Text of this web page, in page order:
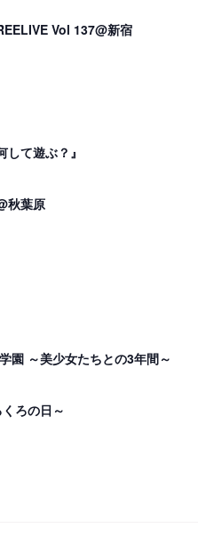
Vol 137@新宿
して遊ぶ？』
秋葉原
園 ～美少女たちとの3年間～
ろの日～